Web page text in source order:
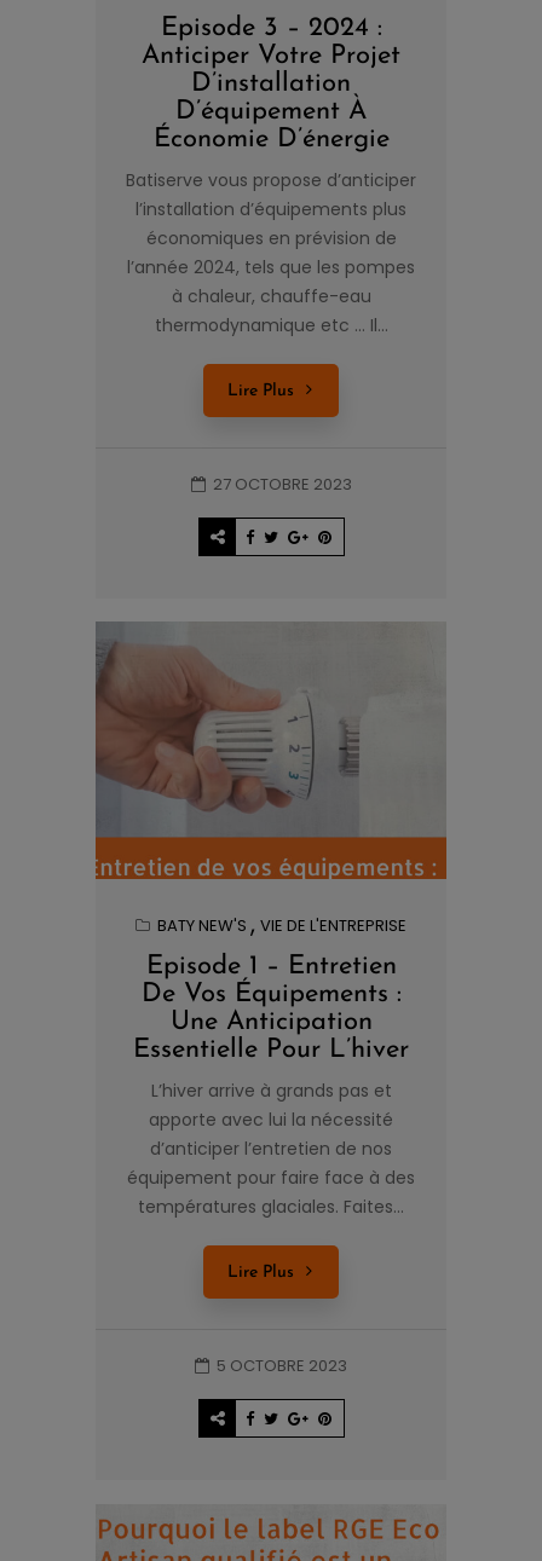
Episode 3 – 2024 :
Anticiper Votre Projet
D’installation
D’équipement À
Économie D’énergie
Batiserve vous propose d’anticiper
l’installation d’équipements plus
économiques en prévision de
l’année 2024, tels que les pompes
à chaleur, chauffe-eau
thermodynamique etc … Il...
Lire Plus
27 OCTOBRE 2023
BATY NEW'S VIE DE L'ENTREPRISE
Episode 1 – Entretien
De Vos Équipements :
Une Anticipation
Essentielle Pour L’hiver
L’hiver arrive à grands pas et
apporte avec lui la nécessité
d’anticiper l’entretien de nos
équipement pour faire face à des
températures glaciales. Faites...
Lire Plus
5 OCTOBRE 2023